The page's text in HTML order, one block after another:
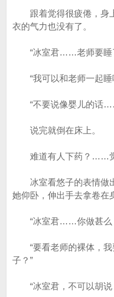
跟着觉得很疲倦，身
衣的气力也没有了。
“冰室君……老师要
“我可以和老师一起睡
“不要说像婴儿的话
说完就倒在床上。
难道有人下药？……觉
冰室看悠子的表情做
她仰卧，伸出手去拿卷在
“冰室君……你做甚
“要看老师的裸体，我
子？”
“冰室君，不可以胡说